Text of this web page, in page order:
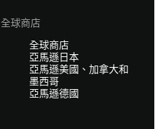
全球商店
全球商店
亞馬遜日本
亞馬遜美國、加拿大和
墨西哥
亞馬遜德國